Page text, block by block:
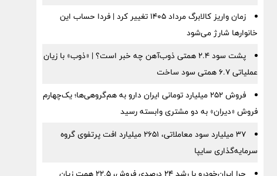
زمان واریز کالابرگ مرداد ۱۴۰۵ تغییر کرد | فردا حساب این
خانوارها شارژ می‌شود
پشت سود ۲.۴ همتی ذوب‌آهن چه خبر است؟ | «ذوب» با زیان
عملیاتی ۶.۷ همتی سود ساخت
فروش ۲۵۲ میلیارد تومانی ایران دارو به هم‌گروهی‌ها؛ یک‌چهارم
فروش «دیران» به دو مشتری وابسته رسید
۳۷ میلیارد سود معاملاتی، ۲۶۵۱ میلیارد افت پرتفوی گروه
سرمایه‌گذاری سایپا